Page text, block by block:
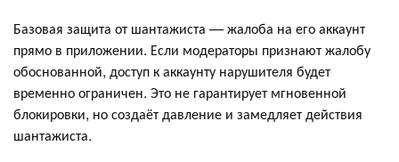
Базовая защита от шантажиста — жалоба на его аккаунт
прямо в приложении. Если модераторы признают жалобу
обоснованной, доступ к аккаунту нарушителя будет
временно ограничен. Это не гарантирует мгновенной
блокировки, но создаёт давление и замедляет действия
шантажиста.